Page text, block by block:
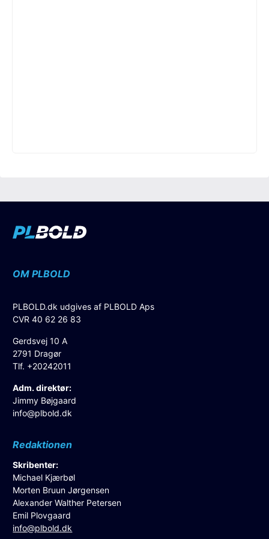
OM PLBOLD
PLBOLD.dk udgives af PLBOLD Aps
CVR 40 62 26 83
Gerdsvej 10 A
2791 Dragør
Tlf. +20242011
Adm. direktør:
Jimmy Bøjgaard
info@plbold.dk
Redaktionen
Skribenter:
Michael Kjærbøl
Morten Bruun Jørgensen
Alexander Walther Petersen
Emil Plovgaard
info@plbold.dk